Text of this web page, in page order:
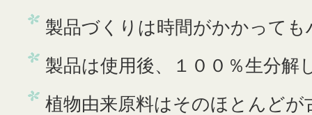
製品づくりは時間がかかって
製品は使用後、１００％生分
植物由来原料はそのほとんど